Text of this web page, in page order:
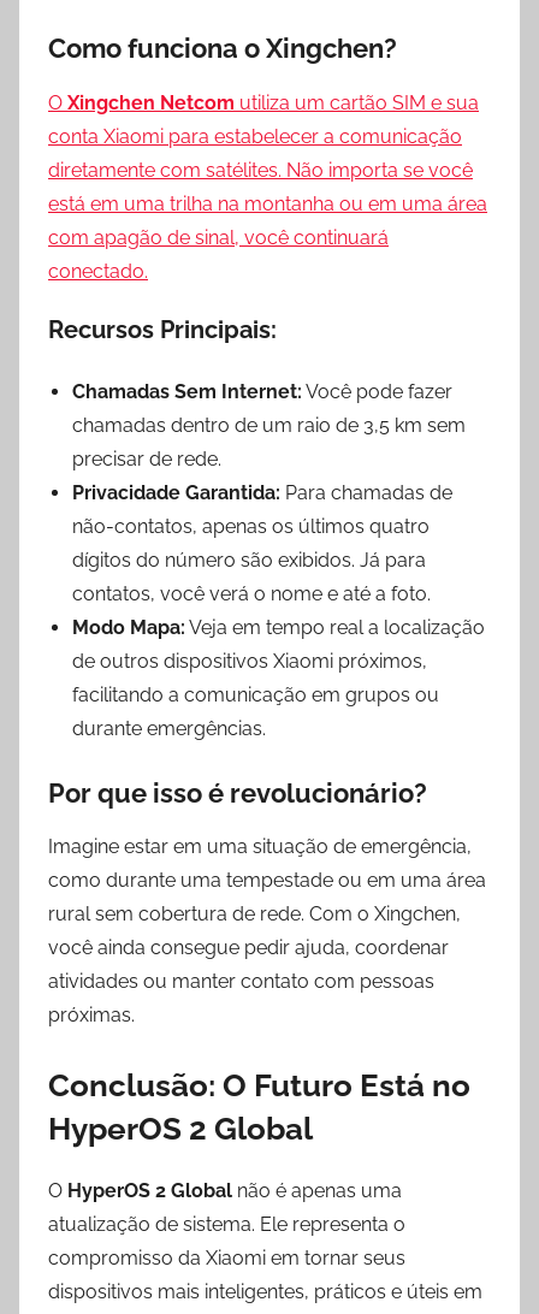
Como funciona o Xingchen?
O Xingchen Netcom utiliza um cartão SIM e sua
conta Xiaomi para estabelecer a comunicação
diretamente com satélites. Não importa se você
está em uma trilha na montanha ou em uma área
com apagão de sinal, você continuará
conectado.
Recursos Principais:
Chamadas Sem Internet: Você pode fazer
chamadas dentro de um raio de 3,5 km sem
precisar de rede.
Privacidade Garantida: Para chamadas de
não-contatos, apenas os últimos quatro
dígitos do número são exibidos. Já para
contatos, você verá o nome e até a foto.
Modo Mapa: Veja em tempo real a localização
de outros dispositivos Xiaomi próximos,
facilitando a comunicação em grupos ou
durante emergências.
Por que isso é revolucionário?
Imagine estar em uma situação de emergência,
como durante uma tempestade ou em uma área
rural sem cobertura de rede. Com o Xingchen,
você ainda consegue pedir ajuda, coordenar
atividades ou manter contato com pessoas
próximas.
Conclusão: O Futuro Está no
HyperOS 2 Global
O HyperOS 2 Global não é apenas uma
atualização de sistema. Ele representa o
compromisso da Xiaomi em tornar seus
dispositivos mais inteligentes, práticos e úteis em